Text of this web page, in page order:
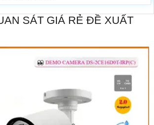
SÁT GIÁ RẺ ĐỀ XUẤT